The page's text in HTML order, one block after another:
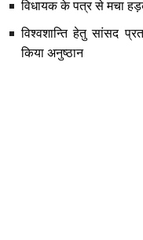
विधायक के पत्र से मचा
विश्वशान्ति हेतु सांसद
किया अनुष्ठान